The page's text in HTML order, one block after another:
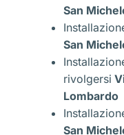
San
San
rivolgersi
Lombardo
San